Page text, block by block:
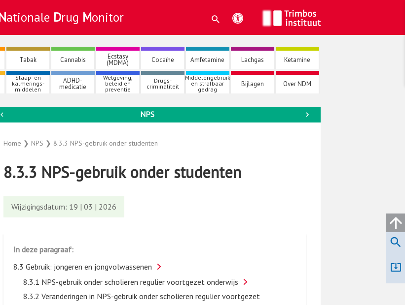
Nationale Drug Monitor
Tabak Cannabis Ecstasy
(MDMA) Cocaïne Amfetamine Lachgas Ketamine
Slaap- en
kalmerings-
middelen
ADHD-
medicatie
Wetgeving,
beleid en
preventie
Drugs-
criminaliteit
Middelengebruik
en strafbaar
gedrag
Bijlagen Over NDM
NPS
Home ❯ NPS ❯ 8.3.3 NPS-gebruik onder studenten
8.3.3 NPS-gebruik onder studenten
Wijzigingsdatum: 19 | 03 | 2026
In deze paragraaf:
8.3 Gebruik: jongeren en jongvolwassenen
8.3.1 NPS-gebruik onder scholieren regulier voortgezet onderwijs
8.3.2 Veranderingen in NPS-gebruik onder scholieren regulier voortgezet
→
←